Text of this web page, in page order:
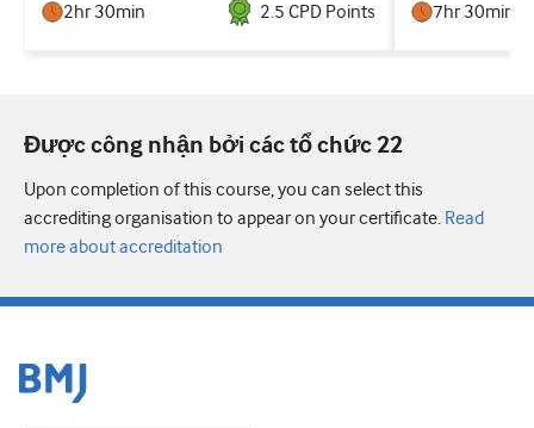
2hr 30min 2.5 CPD Points 7hr 30min
Được công nhận bởi các tổ chức 22
Upon completion of this course, you can select this
accrediting organisation to appear on your certificate. Read
more about accreditation